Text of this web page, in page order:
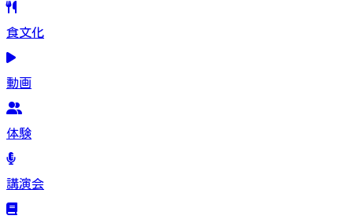
食文化
動画
体験
講演会